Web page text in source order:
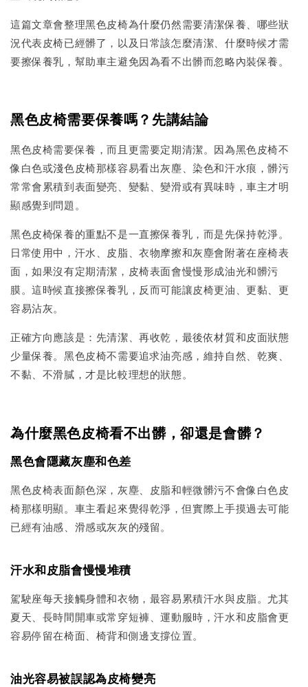
這篇文章會整理黑色皮椅為什麼仍然需要清潔保養、哪些狀
況代表皮椅已經髒了，以及日常該怎麼清潔、什麼時候才需
要擦保養乳，幫助車主避免因為看不出髒而忽略內裝保養。
黑色皮椅需要保養嗎？先講結論
黑色皮椅需要保養，而且更需要定期清潔。因為黑色皮椅不
像白色或淺色皮椅那樣容易看出灰塵、染色和汗水痕，髒污
常常會累積到表面變亮、變黏、變滑或有異味時，車主才明
顯感覺到問題。
黑色皮椅保養的重點不是一直擦保養乳，而是先保持乾淨。
日常使用中，汗水、皮脂、衣物摩擦和灰塵會附著在座椅表
面，如果沒有定期清潔，皮椅表面會慢慢形成油光和髒污
膜。這時候直接擦保養乳，反而可能讓皮椅更油、更黏、更
容易沾灰。
正確方向應該是：先清潔、再收乾，最後依材質和皮面狀態
少量保養。黑色皮椅不需要追求油亮感，維持自然、乾爽、
不黏、不滑膩，才是比較理想的狀態。
為什麼黑色皮椅看不出髒，卻還是會髒？
黑色會隱藏灰塵和色差
黑色皮椅表面顏色深，灰塵、皮脂和輕微髒污不會像白色皮
椅那樣明顯。車主看起來覺得乾淨，但實際上手摸過去可能
已經有油感、滑感或灰灰的殘留。
汗水和皮脂會慢慢堆積
駕駛座每天接觸身體和衣物，最容易累積汗水與皮脂。尤其
夏天、長時間開車或常穿短褲、運動服時，汗水和皮脂會更
容易停留在椅面、椅背和側邊支撐位置。
油光容易被誤認為皮椅變亮